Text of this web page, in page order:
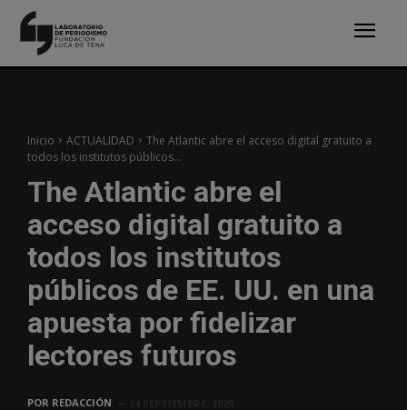
Inicio ACTUALIDAD
The Atlantic abre el acceso digital gratuito a
todos los institutos públicos...
The Atlantic abre el
acceso digital gratuito a
todos los institutos
públicos de EE. UU. en una
apuesta por fidelizar
lectores futuros
POR REDACCIÓN